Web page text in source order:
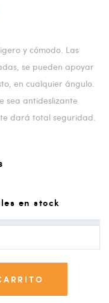
y cómodo. Las
se pueden apoyar
en cualquier ángulo.
sea antideslizante
dará total seguridad.
en stock